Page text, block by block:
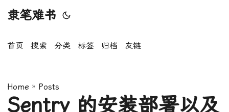
隶笔难书
首页 搜索 分类 标签 归档 友链
Home » Posts
Sentry 的安装部署以及